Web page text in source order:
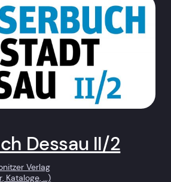
Dessau II/2
Verlag
Kataloge, …)